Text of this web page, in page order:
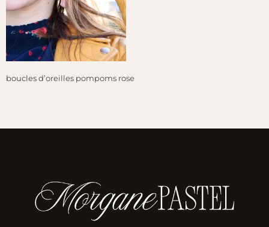
boucles d’oreilles pompoms rose